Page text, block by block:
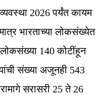
2026 पर्यंत कायम
भारताच्या लोकसंख्येत
140 कोटींहून
संख्या अजूनही 543
सरासरी 25 ते 26